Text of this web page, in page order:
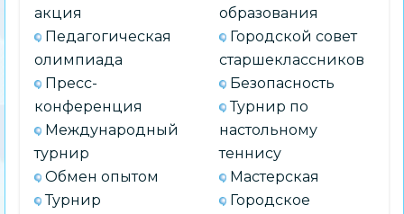
акция
Педагогическая
олимпиада
Пресс-
конференция
Международный
турнир
Обмен опытом
Турнир
образования
Городской совет
старшеклассников
Безопасность
Турнир по
настольному
теннису
Мастерская
Городское